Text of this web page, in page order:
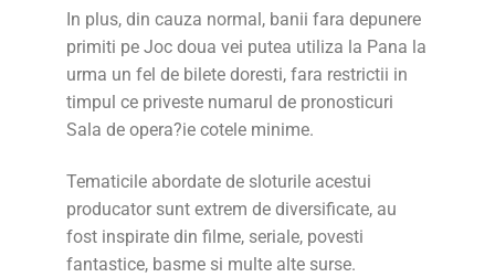
In plus, din cauza normal, banii fara depunere
primiti pe Joc doua vei putea utiliza la Pana la
urma un fel de bilete doresti, fara restrictii in
timpul ce priveste numarul de pronosticuri
Sala de opera?ie cotele minime.
Tematicile abordate de sloturile acestui
producator sunt extrem de diversificate, au
fost inspirate din filme, seriale, povesti
fantastice, basme si multe alte surse.